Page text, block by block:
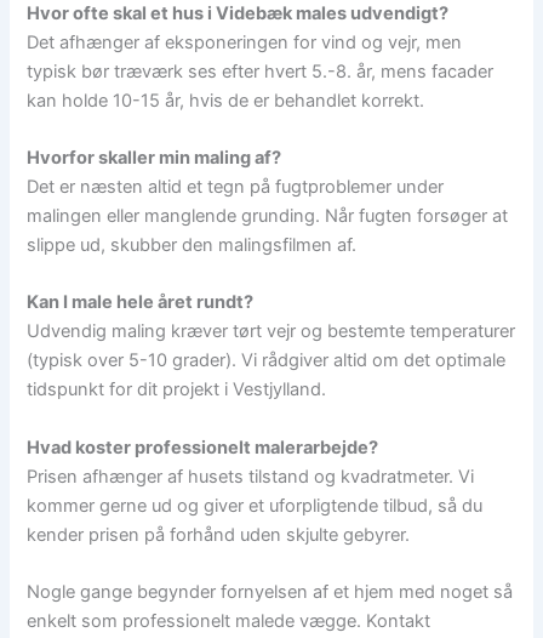
Hvor ofte skal et hus i Videbæk males udvendigt?
Det afhænger af eksponeringen for vind og vejr, men
typisk bør træværk ses efter hvert 5.-8. år, mens facader
kan holde 10-15 år, hvis de er behandlet korrekt.
Hvorfor skaller min maling af?
Det er næsten altid et tegn på fugtproblemer under
malingen eller manglende grunding. Når fugten forsøger at
slippe ud, skubber den malingsfilmen af.
Kan I male hele året rundt?
Udvendig maling kræver tørt vejr og bestemte temperaturer
(typisk over 5-10 grader). Vi rådgiver altid om det optimale
tidspunkt for dit projekt i Vestjylland.
Hvad koster professionelt malerarbejde?
Prisen afhænger af husets tilstand og kvadratmeter. Vi
kommer gerne ud og giver et uforpligtende tilbud, så du
kender prisen på forhånd uden skjulte gebyrer.
Nogle gange begynder fornyelsen af et hjem med noget så
enkelt som professionelt malede vægge. Kontakt